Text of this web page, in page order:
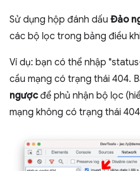
Sử dụng hộp đánh dấu Đảo
các bộ lọc trong bảng điều
Ví dụ: bạn có thể nhập
cầu mạng có trạng thái 404.
ngượcđể phủ nhận bộ lọc
mạng không có trạng thái